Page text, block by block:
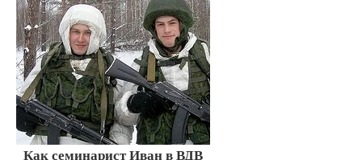
Как семинарист Иван в ВДВ